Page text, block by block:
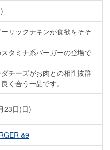
リックチキンが食欲をそそ
タミナ系バーガーの登場で
チーズがお肉との相性抜群
く合う一品です。
23日(日)
&9